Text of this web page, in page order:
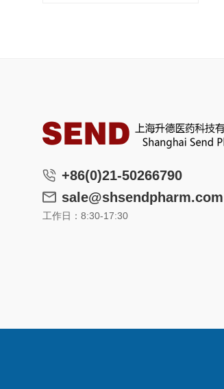
+86(0)21-50266790
sale@shsendpharm.com
工作日：8:30-17:30